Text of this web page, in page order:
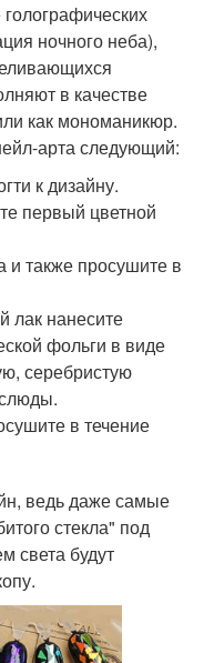
ночного неба),
в качестве
как мономаникюр.
арта следующий:
к дизайну.
первый цветной
и также просушите в
лак нанесите
фольги в виде
серебристую
в течение
ведь даже самые
стекла" под
света будут